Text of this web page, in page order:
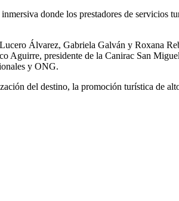
donde los prestadores de servicios
Álvarez, Gabriela Galván y Roxana
Aguirre, presidente de la Canirac San
y ONG.
del destino, la promoción turística de